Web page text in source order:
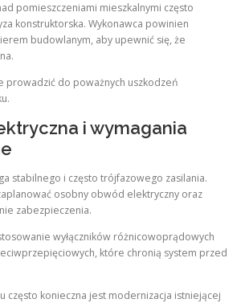
pomieszczeniami mieszkalnymi często
konstruktorska. Wykonawca powinien
budowlanym, aby upewnić się, że
prowadzić do poważnych uszkodzeń
i wymagania
stabilnego i często trójfazowego zasilania.
osobny obwód elektryczny oraz
zabezpieczenia.
wyłączników różnicowoprądowych
które chronią system przed
często konieczna jest modernizacja istniejącej